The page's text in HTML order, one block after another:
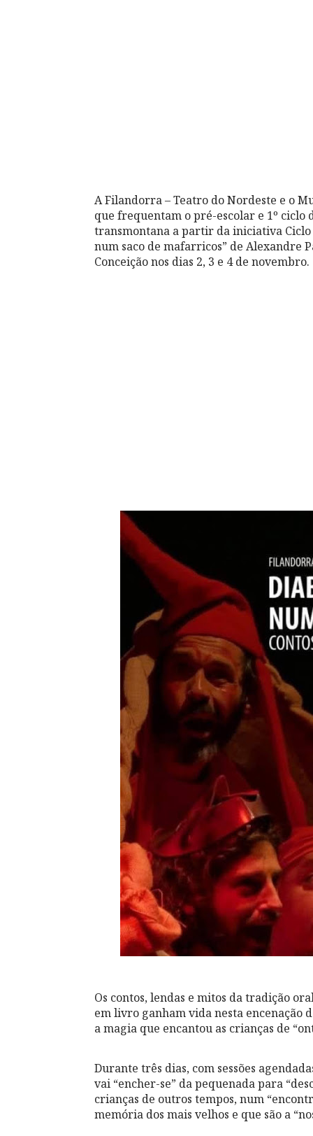
A Filandorra – Teatro do Nordeste e o
que frequentam o pré-escolar e 1º ciclo
transmontana a partir da iniciativa Ciclo
num saco de mafarricos” de Alexandre
Conceição nos dias 2, 3 e 4 de novembro.
Os contos, lendas e mitos da tradição
em livro ganham vida nesta encenação
a magia que encantou as crianças de
Durante três dias, com sessões
vai “encher-se” da pequenada para
crianças de outros tempos, num
memória dos mais velhos e que são a